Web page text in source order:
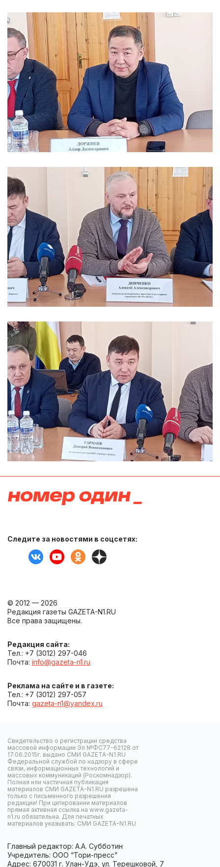
Следите за новостями в соцсетях:
© 2012 — 2026
Редакция газеты GAZETA-N1.RU
Все права защищены.
Редакция сайта:
Тел.: +7 (3012) 297-046
Почта: info@gazeta-n1.ru
Реклама на сайте и в газете:
Тел.: +7 (3012) 297-057
Почта: gazeta-n1@yandex.ru
Свидетельство о регистрации средства
массовой информации Эл №ФС77-62128 от
17.06.2015г. выдано СМИ GAZETA-N1.RU
Федеральной службой по надзору в сфере
связи, информационных технологий и
массовых коммуникаций (Роскомнадзор).
Полная или частичная публикация
материалов СМИ GAZETA-N1.RU разрешена
только с письменного разрешения
редакции! При цитировании материалов
прямая активная ссылка на www.gazeta-
n1.ru обязательна. Для печатных
материалов указывать: СМИ GAZETA-N1.RU
Главный редактор: А.А. Субботин
Учредитель: ООО “Тори-пресс”
Адрес: 670031 г. Улан-Удэ, ул. Терешковой, 7